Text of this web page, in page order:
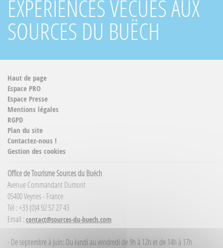
EXPÉRIENCES VÉCUES AUX
SOURCES DU BUËCH
Haut de page
Espace PRO
Espace Presse
Mentions légales
RGPD
Plan du site
Contactez-nous !
Gestion des cookies
Office de Tourisme Sources du Buëch
Avenue Commandant Dumont
05400 Veynes - France
Tél : +33 (0)4 92 57 27 43
Email : contact@sources-du-buech.com
- De septembre à juin: Du lundi au vendredi de 9h à 12h et de 14h à 17h